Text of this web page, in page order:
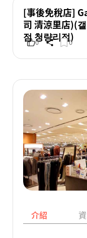
[事後免稅店]
司 清涼里店)(
점 청량리점)
0 0
介紹